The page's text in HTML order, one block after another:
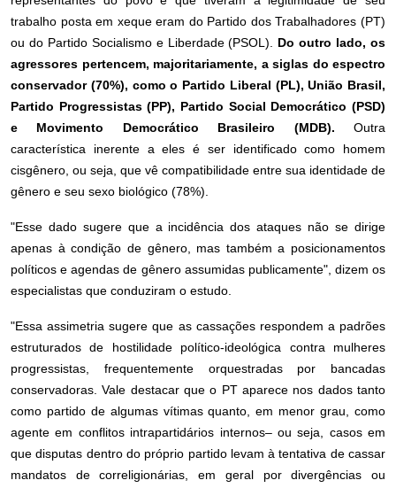
trabalho posta em xeque eram do Partido dos Trabalhadores (PT)
ou do Partido Socialismo e Liberdade (PSOL). Do outro lado, os
agressores pertencem, majoritariamente, a siglas do espectro
conservador (70%), como o Partido Liberal (PL), União Brasil,
Partido Progressistas (PP), Partido Social Democrático (PSD)
e Movimento Democrático Brasileiro (MDB). Outra
característica inerente a eles é ser identificado como homem
cisgênero, ou seja, que vê compatibilidade entre sua identidade de
gênero e seu sexo biológico (78%).
"Esse dado sugere que a incidência dos ataques não se dirige
apenas à condição de gênero, mas também a posicionamentos
políticos e agendas de gênero assumidas publicamente", dizem os
especialistas que conduziram o estudo.
"Essa assimetria sugere que as cassações respondem a padrões
estruturados de hostilidade político-ideológica contra mulheres
progressistas, frequentemente orquestradas por bancadas
conservadoras. Vale destacar que o PT aparece nos dados tanto
como partido de algumas vítimas quanto, em menor grau, como
agente em conflitos intrapartidários internos– ou seja, casos em
que disputas dentro do próprio partido levam à tentativa de cassar
mandatos de correligionárias, em geral por divergências ou